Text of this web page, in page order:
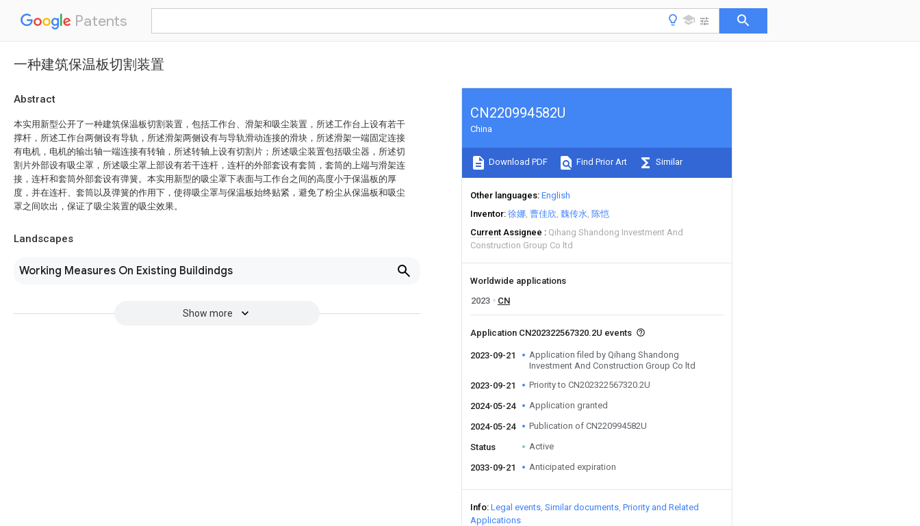
Patents
一种建筑保温板切割装置
Abstract
本实用新型公开了一种建筑保温板切割装置，包括工作台、滑架和吸尘装置，所述工作台上设有若干
撑杆，所述工作台两侧设有导轨，所述滑架两侧设有与导轨滑动连接的滑块，所述滑架一端固定连接
有电机，电机的输出轴一端连接有转轴，所述转轴上设有切割片；所述吸尘装置包括吸尘器，所述切
割片外部设有吸尘罩，所述吸尘罩上部设有若干连杆，连杆的外部套设有套筒，套筒的上端与滑架连
接，连杆和套筒外部套设有弹簧。本实用新型的吸尘罩下表面与工作台之间的高度小于保温板的厚
度，并在连杆、套筒以及弹簧的作用下，使得吸尘罩与保温板始终贴紧，避免了粉尘从保温板和吸尘
罩之间吹出，保证了吸尘装置的吸尘效果。
Landscapes
Working Measures On Existing Buildindgs
Show more
CN220994582U
China
Download PDF Find Prior Art Similar
Other languages English
Inventor 徐娜 曹佳欣 魏传水 陈恺
Current Assignee
Qihang Shandong Investment And
Construction Group Co ltd
Worldwide applications
2023
CN
Application CN202322567320.2U events
2023-09-21
Application filed by Qihang Shandong
Investment And Construction Group Co ltd
2023-09-21
Priority to CN202322567320.2U
2024-05-24 Application granted
2024-05-24 Publication of CN220994582U
Status Active
2033-09-21 Anticipated expiration
Info Legal events Similar documents Priority and Related
Applications